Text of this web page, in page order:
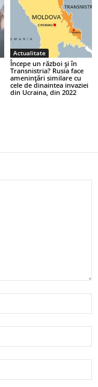
Actualitate
Începe un război și în
Transnistria? Rusia face
amenințări similare cu
cele de dinaintea invaziei
din Ucraina, din 2022